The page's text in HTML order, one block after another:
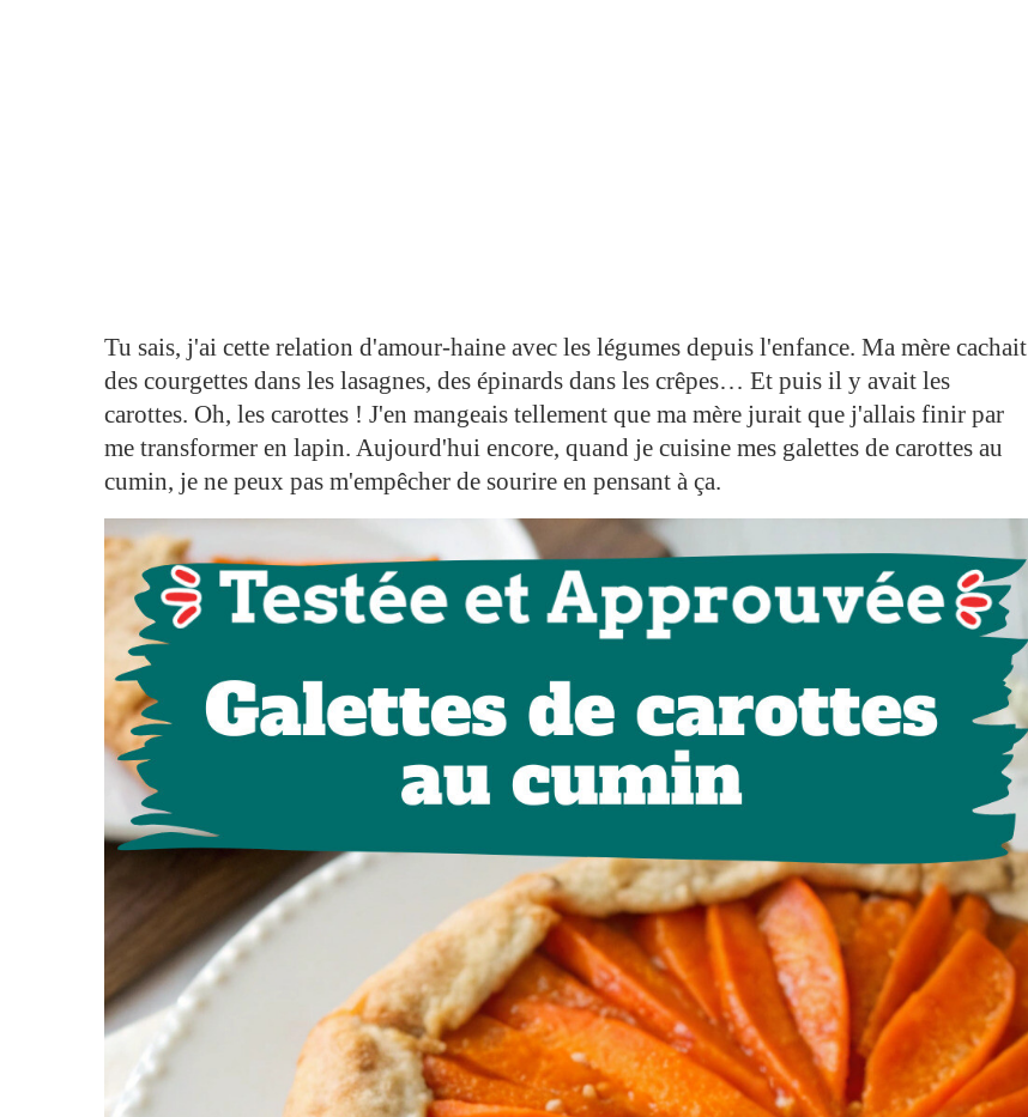
Tu sais, j'ai cette relation d'amour-haine avec les légumes depuis l'enfance. Ma mère cachait
des courgettes dans les lasagnes, des épinards dans les crêpes… Et puis il y avait les
carottes. Oh, les carottes ! J'en mangeais tellement que ma mère jurait que j'allais finir par
me transformer en lapin. Aujourd'hui encore, quand je cuisine mes galettes de carottes au
cumin, je ne peux pas m'empêcher de sourire en pensant à ça.